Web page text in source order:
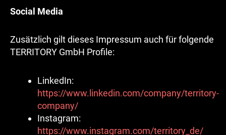
Social Media
Zusätzlich gilt dieses Impressum auch für folgende
TERRITORY GmbH Profile:
LinkedIn:
https://www.linkedin.com/company/territory-
company/
Instagram:
https://www.instagram.com/territory_de/